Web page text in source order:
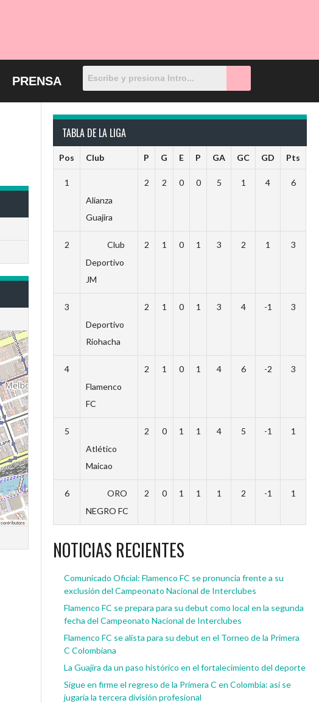
PRENSA
contributors
TABLA DE LA LIGA
Pos Club P G E P GA GC GD Pts
1
Alianza
Guajira
2 2 0 0 5 1 4 6
2
Club
Deportivo
JM
2 1 0 1 3 2 1 3
3
Deportivo
Riohacha
2 1 0 1 3 4 -1 3
4
Flamenco
FC
2 1 0 1 4 6 -2 3
5
Atlético
Maicao
2 0 1 1 4 5 -1 1
6
ORO
NEGRO FC
2 0 1 1 1 2 -1 1
NOTICIAS RECIENTES
Comunicado Oficial: Flamenco FC se pronuncia frente a su
exclusión del Campeonato Nacional de Interclubes
Flamenco FC se prepara para su debut como local en la segunda
fecha del Campeonato Nacional de Interclubes
Flamenco FC se alista para su debut en el Torneo de la Primera
C Colombiana
La Guajira da un paso histórico en el fortalecimiento del deporte
Sigue en firme el regreso de la Primera C en Colombia: así se
jugaría la tercera división profesional